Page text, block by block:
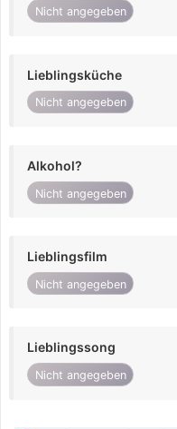
Nicht angegeben
Lieblingsküche
Nicht angegeben
Alkohol?
Nicht angegeben
Lieblingsfilm
Nicht angegeben
Lieblingssong
Nicht angegeben